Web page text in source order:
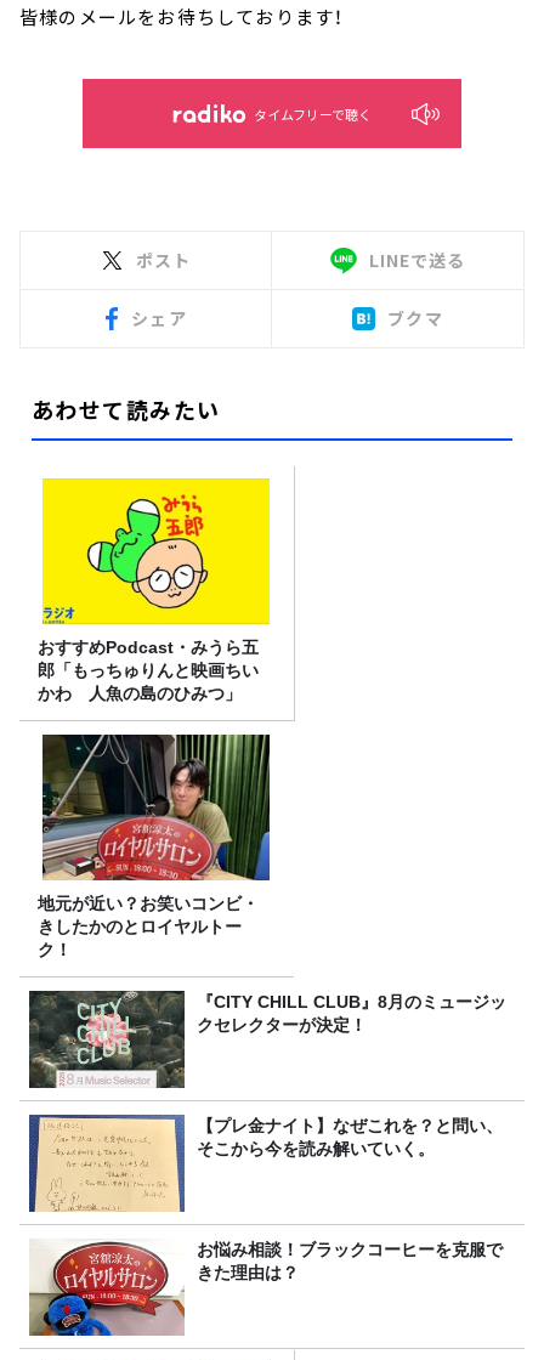
皆様のメールをお待ちしております！
タイムフリーで聴く
ポスト LINEで送る
シェア ブクマ
あわせて読みたい
おすすめPodcast・みうら五
郎「もっちゅりんと映画ちい
かわ 人魚の島のひみつ」
地元が近い？お笑いコンビ・
きしたかのとロイヤルトー
ク！
『CITY CHILL CLUB』8月のミュージッ
クセレクターが決定！
【プレ金ナイト】なぜこれを？と問い、
そこから今を読み解いていく。
お悩み相談！ブラックコーヒーを克服で
きた理由は？